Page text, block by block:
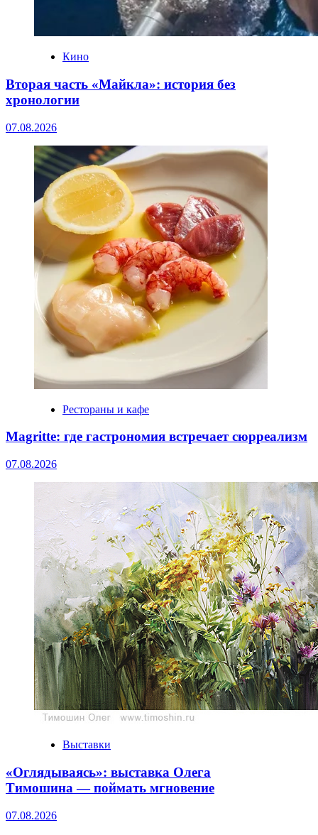
Кино
Вторая часть «Майкла»: история без
хронологии
07.08.2026
Рестораны и кафе
Magritte: где гастрономия встречает сюрреализм
07.08.2026
Выставки
«Оглядываясь»: выставка Олега
Тимошина — поймать мгновение
07.08.2026